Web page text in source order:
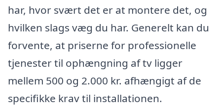
har, hvor svært det er at montere det, og
hvilken slags væg du har. Generelt kan du
forvente, at priserne for professionelle
tjenester til ophængning af tv ligger
mellem 500 og 2.000 kr. afhængigt af de
specifikke krav til installationen.